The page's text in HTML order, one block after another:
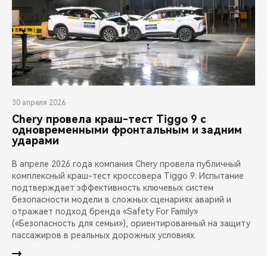
30 апреля 2026
Chery провела краш-тест Tiggo 9 с
одновременными фронтальным и задним
ударами
В апреле 2026 года компания Chery провела публичный
комплексный краш-тест кроссовера Tiggo 9. Испытание
подтверждает эффективность ключевых систем
безопасности модели в сложных сценариях аварий и
отражает подход бренда «Safety For Family»
(«Безопасность для семьи»), ориентированный на защиту
пассажиров в реальных дорожных условиях.